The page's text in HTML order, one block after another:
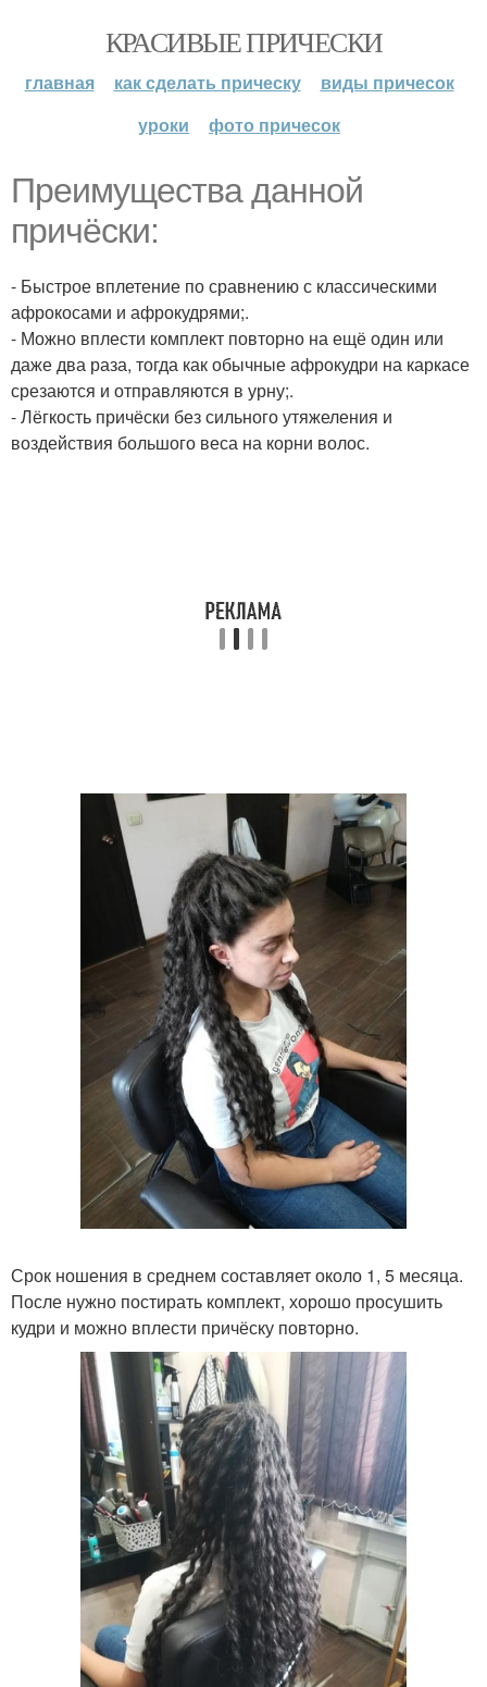
КРАСИВЫЕ ПРИЧЕСКИ
главная как сделать прическу
виды причесок
уроки
фото причесок
Преимущества данной
причёски:
- Быстрое вплетение по сравнению с классическими
афрокосами и афрокудрями;.
- Можно вплести комплект повторно на ещё один или
даже два раза, тогда как обычные афрокудри на каркасе
срезаются и отправляются в урну;.
- Лёгкость причёски без сильного утяжеления и
воздействия большого веса на корни волос.
Срок ношения в среднем составляет около 1, 5 месяца.
После нужно постирать комплект, хорошо просушить
кудри и можно вплести причёску повторно.